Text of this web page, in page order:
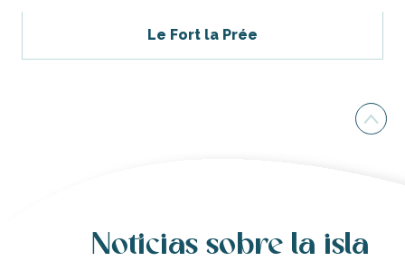
Le Fort la Prée
Noticias sobre la isla